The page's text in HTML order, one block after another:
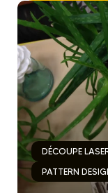
DÉCOUPE
PATTERN